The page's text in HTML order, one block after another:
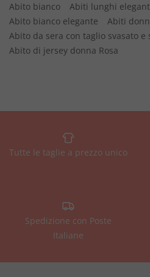
Abito bianco
Abiti lunghi
Abito bianco elegante
Abiti
Abito da sera con taglio svasato e
Abito di jersey donna Rosa
Tutte le taglie a prezzo unico
Spedizione con Poste
Italiane